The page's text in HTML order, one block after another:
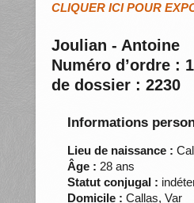
CLIQUER ICI POUR
Joulian - Antoine
Numéro d’ordre :
de dossier : 2230
Informations
Lieu de naissance :
Âge : 28 ans
Statut conjugal :
Domicile : Callas, Var